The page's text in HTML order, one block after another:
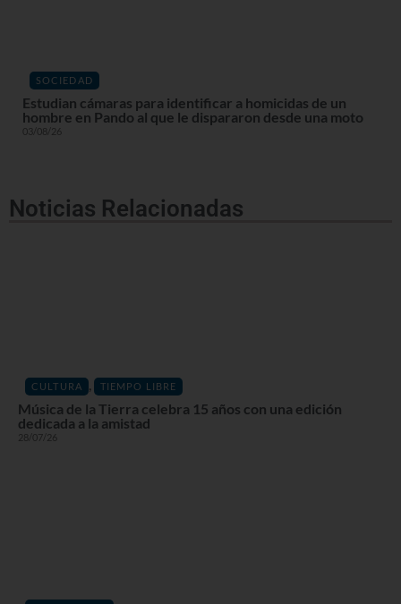
SOCIEDAD
Estudian cámaras para identificar a homicidas de un
hombre en Pando al que le dispararon desde una moto
03/08/26
Noticias Relacionadas
CULTURA , TIEMPO LIBRE
Música de la Tierra celebra 15 años con una edición
dedicada a la amistad
28/07/26